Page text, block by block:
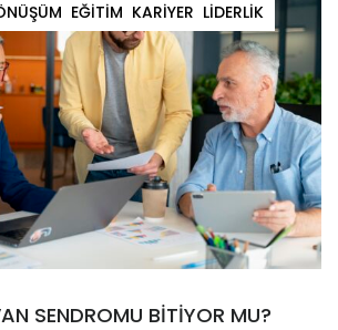
EĞITIM KARIYER LIDERLIK
SENDROMU BİTİYOR MU?